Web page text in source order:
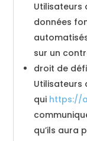
Utilisateurs
données
sur un
droit de
Utilisateurs
qui https://
qu’ils aura